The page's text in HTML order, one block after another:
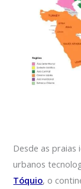
Desde as praias
urbanos
Tóquio, o